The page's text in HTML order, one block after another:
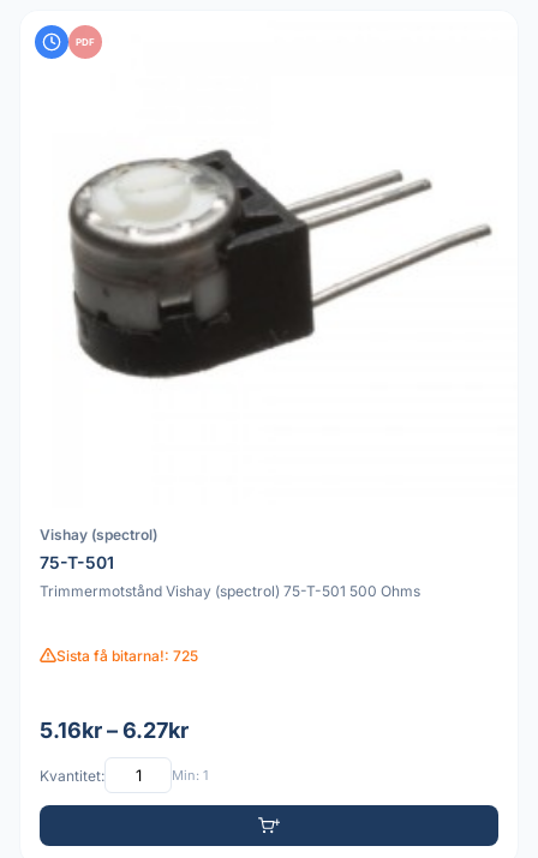
PDF
Vishay (spectrol)
75-T-501
Trimmermotstånd Vishay (spectrol) 75-T-501 500 Ohms
Sista få bitarna!: 725
5.16kr – 6.27kr
Kvantitet: Min: 1